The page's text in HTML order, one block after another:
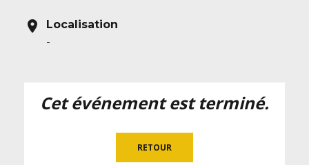
location_on Localisation
-
Cet événement est terminé.
RETOUR